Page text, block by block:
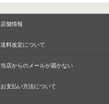
店舗情報
送料改定について
当店からのメールが届かない
お支払い方法について